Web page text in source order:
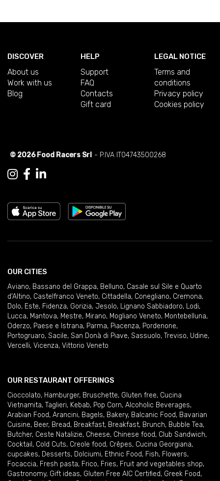
DISCOVER
About us
Work with us
Blog
HELP
Support
FAQ
Contacts
Gift card
LEGAL NOTICE
Terms and
conditions
Privacy policy
Cookies policy
© 2026 Food Racers Srl - P.IVA IT04743500268
OUR CITIES
Aviano, Bassano del Grappa, Belluno, Casale sul Sile e Quarto
d'Altino, Castelfranco Veneto, Cittadella, Conegliano, Cremona,
Dolo, Este, Fidenza, Gorizia, Jesolo, Lignano Sabbiadoro, Lodi,
Lucca, Mantova, Mestre, Mirano, Mogliano Veneto, Montebelluna,
Oderzo, Paese e Istrana, Parma, Piacenza, Pordenone,
Portogruaro, Sacile, San Donà di Piave, Sassuolo, Treviso, Udine,
Vercelli, Vicenza, Vittorio Veneto
OUR RESTAURANT OFFERINGS
Cioccolato, Hamburger, Bruschette, Gluten free, Cucina
Vietnamita, Taglieri, Kebab, Pop Corn, Alcoholic Beverages,
Arabian Food, Arancini, Bagels, Bakery, Balcanic Food, Bavarian
Cuisine, Beer, Bread, Breakfast, Breakfast, Brunch, Bubble Tea,
Butcher, Ceste Natalizie, Cheese, Chinese food, Club Sandwich,
Cocktail , Cold Cuts, Creole food, Crêpes, Cucina Georgiana,
cupcakes, Desserts, Dolciumi, Ethnic Food, Fish, Flowers,
Focaccia, Fresh pasta, Frico, Fries, Fruit and vegetables shop,
Gastronomy, Gift ideas, Gluten Free AIC Certified, Greek Food,